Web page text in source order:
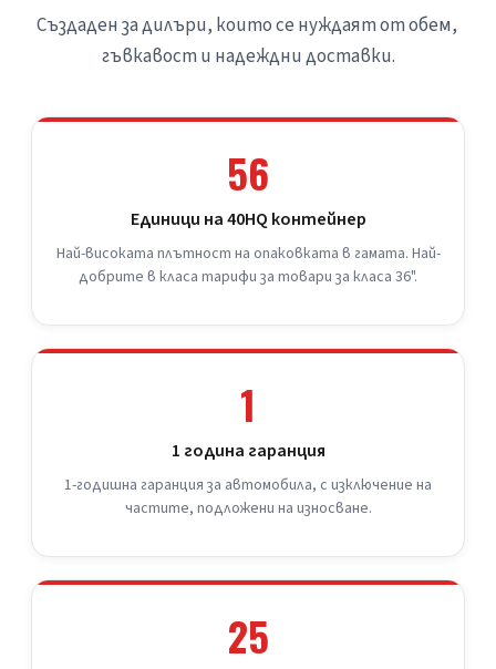
Създаден за дилъри, които се нуждаят от обем,
гъвкавост и надеждни доставки.
56
Единици на 40HQ контейнер
Най-високата плътност на опаковката в гамата. Най-
добрите в класа тарифи за товари за класа 36".
1
1 година гаранция
1-годишна гаранция за автомобила, с изключение на
частите, подложени на износване.
25